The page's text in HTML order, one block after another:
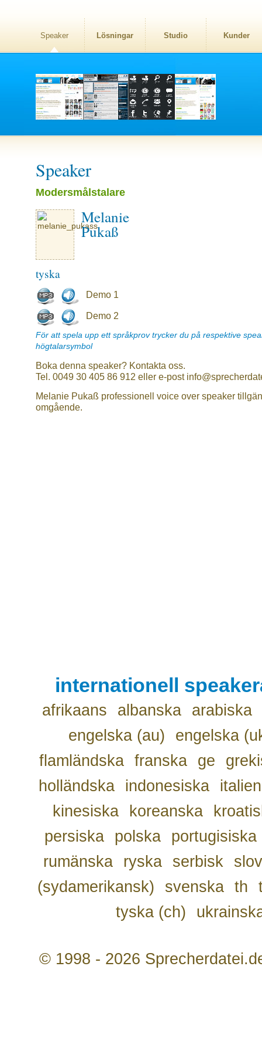
Speaker Lösningar Studio Kunder
Speaker
Modersmålstalare
Melanie
Pukaß
tyska
Demo 1
Demo 2
För att spela upp ett språkprov trycker du på respektive
högtalarsymbol
Boka denna speaker? Kontakta oss.
Tel. 0049 30 405 86 912 eller e-post
Melanie Pukaß professionell voice over speaker
omgående.
internationell
afrikaans albanska
arabiska
engelska (au)
engelska
flamländska franska ge
holländska
indonesiska
kinesiska
koreanska
persiska
polska
portugisiska
rumänska
ryska serbisk
(sydamerikansk)
svenska th
tyska (ch)
© 1998 - 2026